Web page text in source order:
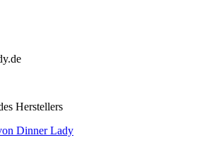
Herstellers
Dinner Lady